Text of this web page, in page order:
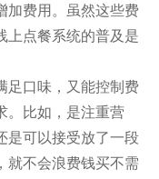
加费用。虽然这些费
上点餐系统的普及是
足口味，又能控制费
。比如，是注重营
是可以接受放了一段
就不会浪费钱买不需